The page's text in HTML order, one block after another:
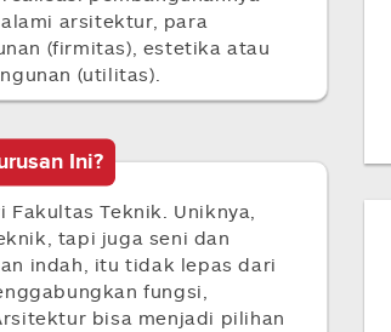
arsitektur, para
(firmitas), estetika atau
(utilitas).
Ini?
Teknik. Uniknya,
tapi juga seni dan
indah, itu tidak lepas dari
fungsi,
bisa menjadi pilihan